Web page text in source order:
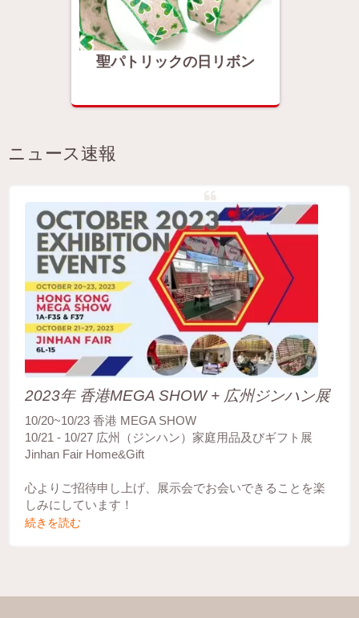
聖パトリックの日リボン
ニュース速報
2023年 香港MEGA SHOW + 広州ジンハン展
10/20~10/23 香港 MEGA SHOW
10/21 - 10/27 広州（ジンハン）家庭用品及びギフト展
Jinhan Fair Home&Gift
心よりご招待申し上げ、展示会でお会いできることを楽
しみにしています！
続きを読む